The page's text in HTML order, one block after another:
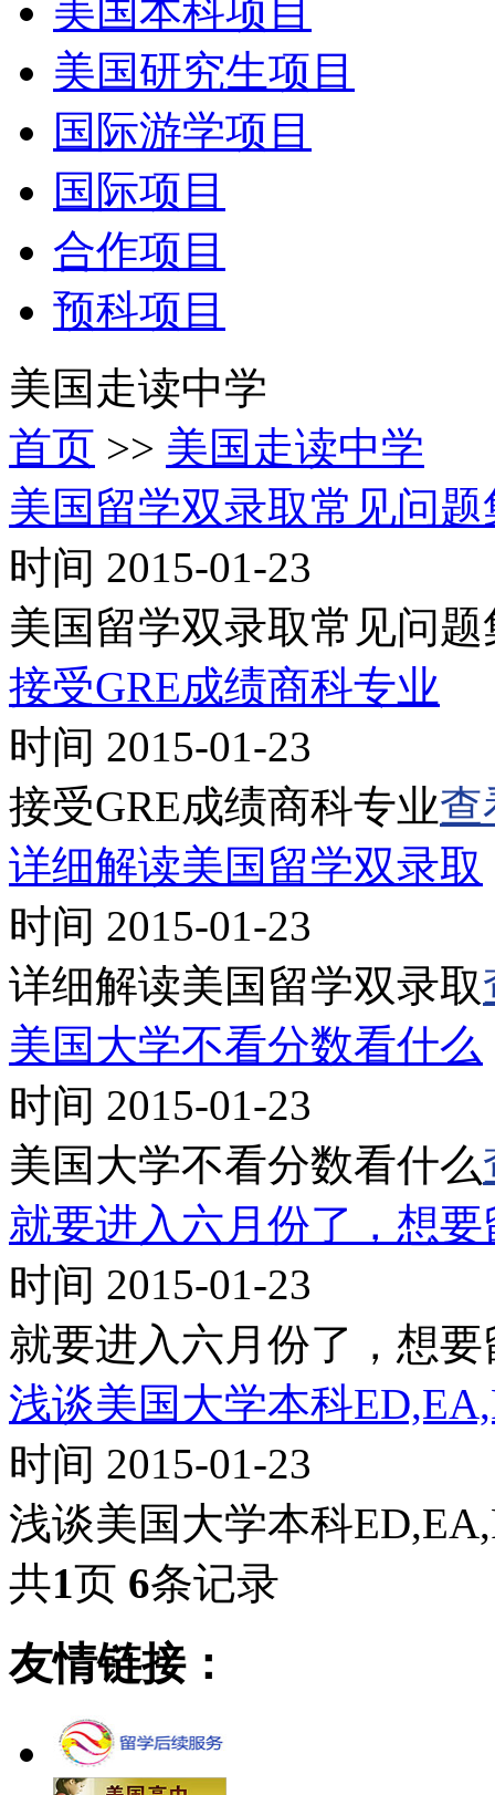
美国本科项目
美国研究生项目
国际游学项目
国际项目
合作项目
预科项目
美国走读中学
首页 >> 美国走读中学
美国留学双录取常见问题
时间 2015-01-23
美国留学双录取常见问题
接受GRE成绩商科专业
时间 2015-01-23
接受GRE成绩商科专业查
详细解读美国留学双录取
时间 2015-01-23
详细解读美国留学双录取
美国大学不看分数看什么
时间 2015-01-23
美国大学不看分数看什么
就要进入六月份了，想
时间 2015-01-23
就要进入六月份了，想
浅谈美国大学本科
时间 2015-01-23
浅谈美国大学本科
共1页 6条记录
友情链接：